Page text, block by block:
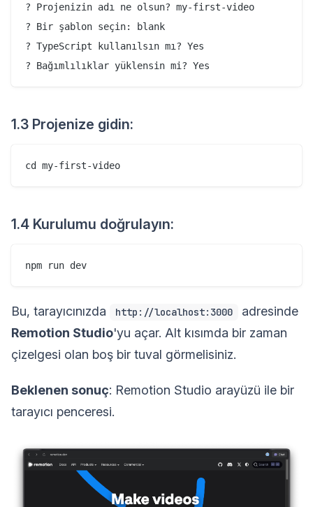
? Projenizin adı ne olsun? my-first-video
? Bir şablon seçin: blank
? TypeScript kullanılsın mı? Yes
1.3 Projenize gidin:
1.4 Kurulumu doğrulayın:
Bu, tarayıcınızda http://localhost:3000
adresinde
Remotion Studio'yu açar. Alt kısımda bir zaman
çizelgesi olan boş bir tuval görmelisiniz.
Beklenen sonuç: Remotion Studio arayüzü ile bir
tarayıcı penceresi.